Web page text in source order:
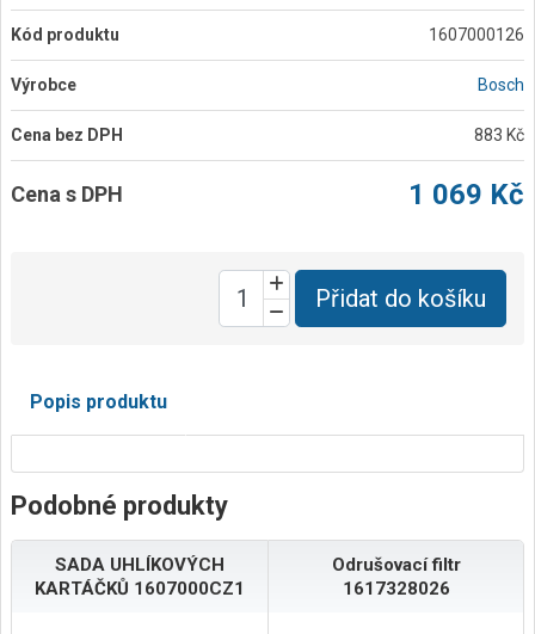
Kód produktu 1607000126
Výrobce Bosch
Cena bez DPH 883 Kč
Cena s DPH 1 069 Kč
Přidat do košíku
Popis produktu
Podobné produkty
SADA UHLÍKOVÝCH
KARTÁČKŮ 1607000CZ1
Odrušovací filtr
1617328026